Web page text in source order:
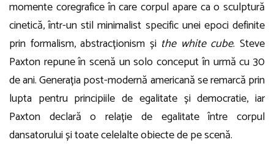
momente coregrafice în care corpul apare ca o sculptură
cinetică, într-un stil minimalist specific unei epoci definite
prin formalism, abstracționism și the white cube. Steve
Paxton repune în scenă un solo conceput în urmă cu 30
de ani. Generația post-modernă americană se remarcă prin
lupta pentru principiile de egalitate și democratie, iar
Paxton declară o relație de egalitate între corpul
dansatorului și toate celelalte obiecte de pe scenă.